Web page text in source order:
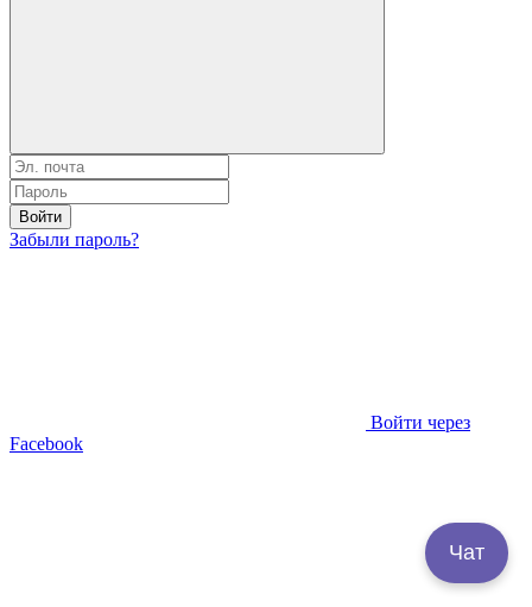
Войти
Забыли пароль?
Войти через
Facebook
Чат